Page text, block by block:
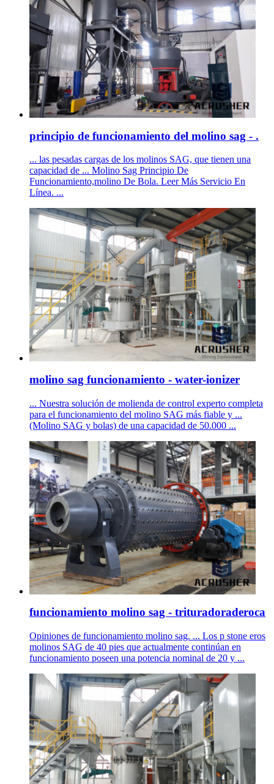
principio de funcionamiento del molino sag - .
... las pesadas cargas de los molinos SAG, que tienen una
capacidad de ... Molino Sag Principio De
Funcionamiento,molino De Bola. Leer Más Servicio En
Línea. ...
molino sag funcionamiento - water-ionizer
... Nuestra solución de molienda de control experto completa
para el funcionamiento del molino SAG más fiable y ...
(Molino SAG y bolas) de una capacidad de 50.000 ...
funcionamiento molino sag - trituradoraderoca
Opiniones de funcionamiento molino sag. ... Los p stone eros
molinos SAG de 40 pies que actualmente continúan en
funcionamiento poseen una potencia nominal de 20 y ...